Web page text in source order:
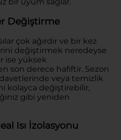
Değiştirme
çok ağırdır ve bir kez
değiştirmek neredeyse
ise yüksek
son derece hafiftir. Sezon
veya temizlik
kolayca değiştirebilir,
gibi yeniden
Isı İzolasyonu